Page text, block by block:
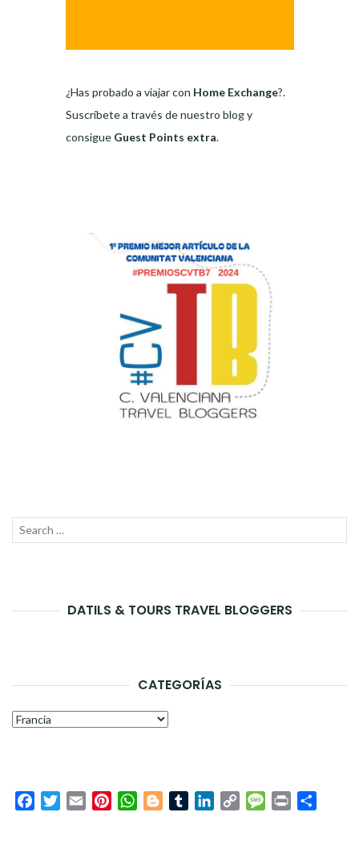
¿Has probado a viajar con Home Exchange?.
Suscríbete a través de nuestro blog y
consigue Guest Points extra.
Search
DATILS & TOURS TRAVEL BLOGGERS
CATEGORÍAS
Categorías
FacebookTwitterEmail PinterestWhatsAppBloggerTumblrLinkedIn
Copy
Message
Print